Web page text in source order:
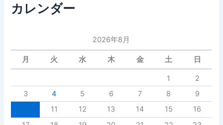
カレンダー
2026年8月
月 火 水 木 金 土 日
1
2
3
4 5 6 7 8
9
11 12 13 14 15
16